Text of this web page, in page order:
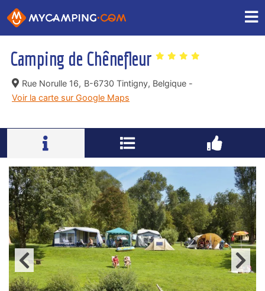
Camping de Chênefleur
Rue Norulle 16, B-6730 Tintigny, Belgique -
Voir la carte sur Google Maps